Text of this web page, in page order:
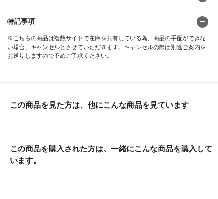
特記事項
※こちらの商品は複数サイトで在庫を共有している為、商品の手配ができな
い場合、キャンセルとさせていただきます。キャンセルの際は別途ご案内を
お送りしますので予めご了承ください。
この商品を見た方は、他にこんな商品を見ています
この商品を購入された方は、一緒にこんな商品を購入して
います。